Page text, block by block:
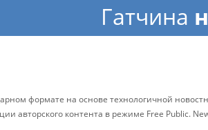
Гатчина
формате на основе технологичной
авторского контента в режиме Free Public.